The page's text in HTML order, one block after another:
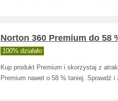
Norton 360 Premium do 58
100% działało
Kup produkt Premium i skorzystaj z
Premium nawet o 58 % taniej. Sprawdź i